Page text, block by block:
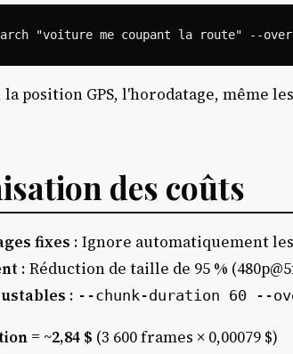
position GPS, l'horodatage, même
des coûts
fixes : Ignore automatiquement
: Réduction de taille de 95 %
: --chunk-duration 60 --
= ~2,84 $ (3 600 frames × 0,00079 $)